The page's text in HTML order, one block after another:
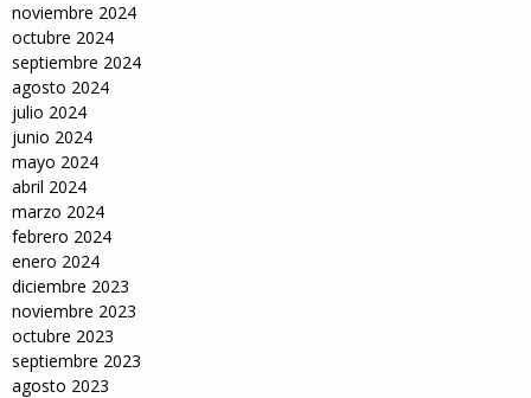
noviembre 2024
octubre 2024
septiembre 2024
agosto 2024
julio 2024
junio 2024
mayo 2024
abril 2024
marzo 2024
febrero 2024
enero 2024
diciembre 2023
noviembre 2023
octubre 2023
septiembre 2023
agosto 2023